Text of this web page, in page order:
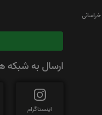
ارسال به شبکه
اینستاگرام